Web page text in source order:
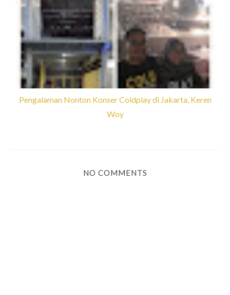
Pengalaman Nonton Konser Coldplay di Jakarta, Keren
Woy
NO COMMENTS